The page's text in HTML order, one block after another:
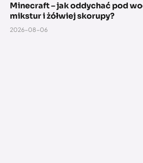
Minecraft – jak oddychać pod
mikstur i żółwiej skorupy?
2026-08-06